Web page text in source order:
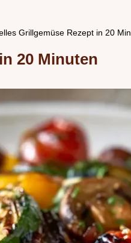
Grillgemüse Rezept in 20 Min
20 Minuten